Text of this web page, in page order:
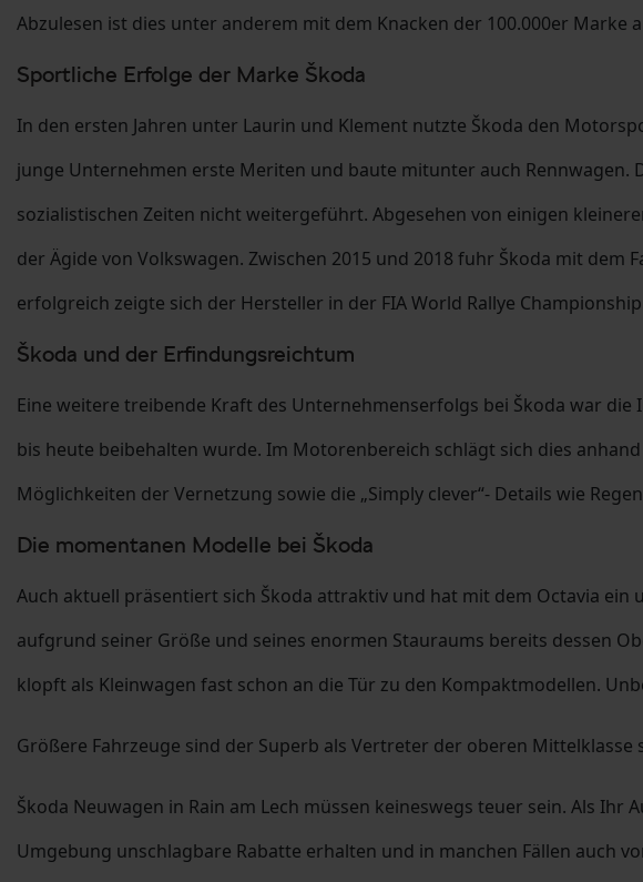
Abzulesen ist dies unter anderem mit dem Knacken der 100.000er
Sportliche Erfolge der Marke Škoda
In den ersten Jahren unter Laurin und Klement nutzte Škoda den
junge Unternehmen erste Meriten und baute mitunter auch
sozialistischen Zeiten nicht weitergeführt. Abgesehen von einigen
der Ägide von Volkswagen. Zwischen 2015 und 2018 fuhr Škoda mit
erfolgreich zeigte sich der Hersteller in der FIA World Rallye
Škoda und der Erfindungsreichtum
Eine weitere treibende Kraft des Unternehmenserfolgs bei Škoda war
bis heute beibehalten wurde. Im Motorenbereich schlägt sich dies
Möglichkeiten der Vernetzung sowie die „Simply clever“- Details wie
Die momentanen Modelle bei Škoda
Auch aktuell präsentiert sich Škoda attraktiv und hat mit dem Octavia
aufgrund seiner Größe und seines enormen Stauraums bereits dessen
klopft als Kleinwagen fast schon an die Tür zu den Kompaktmodellen.
Größere Fahrzeuge sind der Superb als Vertreter der oberen Mittelklasse
Škoda Neuwagen in Rain am Lech müssen keineswegs teuer sein. Als
Umgebung unschlagbare Rabatte erhalten und in manchen Fällen auch